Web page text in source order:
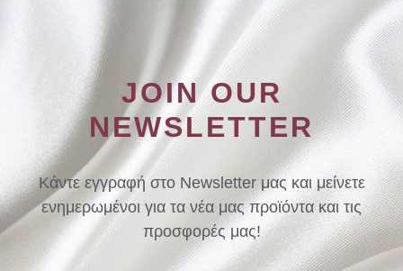
JOIN OUR
NEWSLETTER
Κάντε εγγραφή στο Newsletter μας και μείνετε
ενημερωμένοι για τα νέα μας προϊόντα και τις
προσφορές μας!